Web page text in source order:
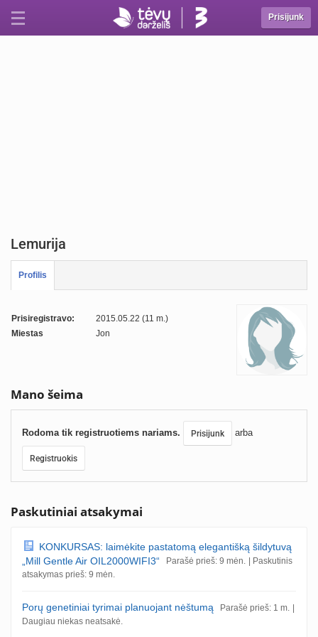
Prisijunk
Lemurija
Profilis
Prisiregistravo:
2015.05.22 (11 m.)
Miestas
Jon
Mano šeima
Rodoma tik registruotiems nariams. Prisijunk arba
Registruokis
Paskutiniai atsakymai
KONKURSAS: laimėkite pastatomą elegantišką šildytuvą
„Mill Gentle Air OIL2000WIFI3“ Parašė prieš: 9 mėn. | Paskutinis
atsakymas prieš: 9 mėn.
Porų genetiniai tyrimai planuojant nėštumą Parašė prieš: 1 m.
Daugiau niekas neatsakė.